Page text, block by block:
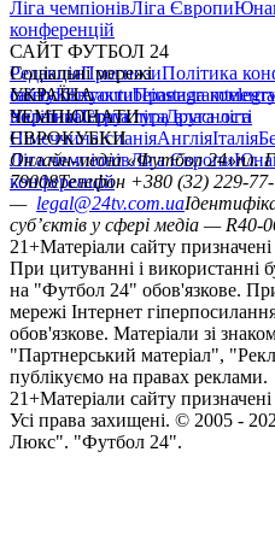
Ліга чемпіонівЛіга Європи
конференцій
САЙТ ФУТБОЛ 24
РедакціяПрогнозиПолітика
сайтуКонтактиПравила
політикаСтруктура власності
Соціальні мережі
facebookxyoutubeinstagram
УКРАЇНА
УкраїнаПерша лігаДруга ліга
ЧЕМПІОНАТИ
НімеччинаІспаніяАнгліяІталія
ЄВРОКУБКИ
Ліга чемпіонівЛіга Європи
конференцій
Онлайн-медіа «Футбол 24»пл.
79008Телефон +380 (32) 229-
— legal@24tv.com.ua
суб’єктів у сфері медіа — R40-
21+Матеріали сайту
При цитуванні і використанні
на "Футбол 24" обов'язкове.
мережі Інтернет
обов'язкове. Матеріали зі
"Партнерський матеріал",
публікуємо на правах реклами.
21+Матеріали сайту
Усi права захищенi. © 2005 -
Люкс". "Футбол 24".